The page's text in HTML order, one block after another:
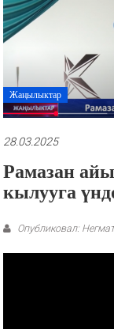
рекламные
ролики
презентации.
Жаңылыктар
28.03.2025
Рамазан
кылууга
Опубликовал: